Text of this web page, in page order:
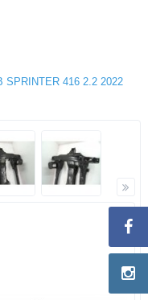
SPRINTER 416 2.2 2022